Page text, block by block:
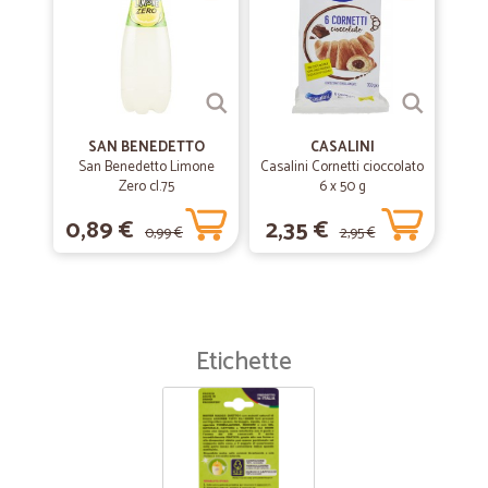
SAN BENEDETTO
San Benedetto Limone
Zero cl.75
0,89 € 0,99 €
CASALINI
Casalini Cornetti cioccolato
6 x 50 g
2,35 € 2,95 €
Etichette